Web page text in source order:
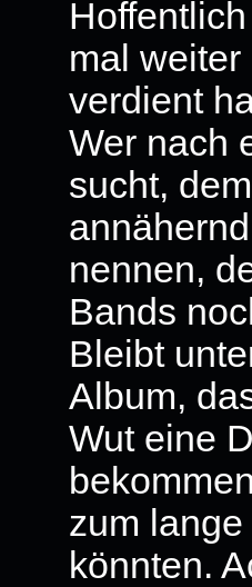
mal
verdient
Wer nach
sucht,
nennen,
Bands
Bleibt
Album,
Wut eine
zum
könnten.